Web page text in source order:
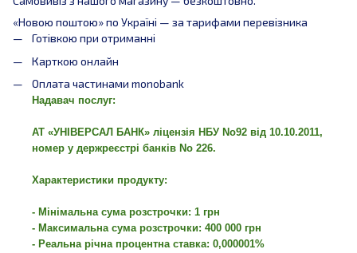
«Новою поштою» по Україні — за тарифами перевізника
Готівкою при отриманні
Карткою онлайн
Оплата частинами monobank
Надавач послуг:
АТ «УНІВЕРСАЛ БАНК» ліцензія НБУ No92 від 10.10.2011,
номер у держреєстрі банків No 226.
Характеристики продукту:
- Мінімальна сума розстрочки: 1 грн
- Максимальна сума розстрочки: 400 000 грн
- Реальна річна процентна ставка: 0,000001%